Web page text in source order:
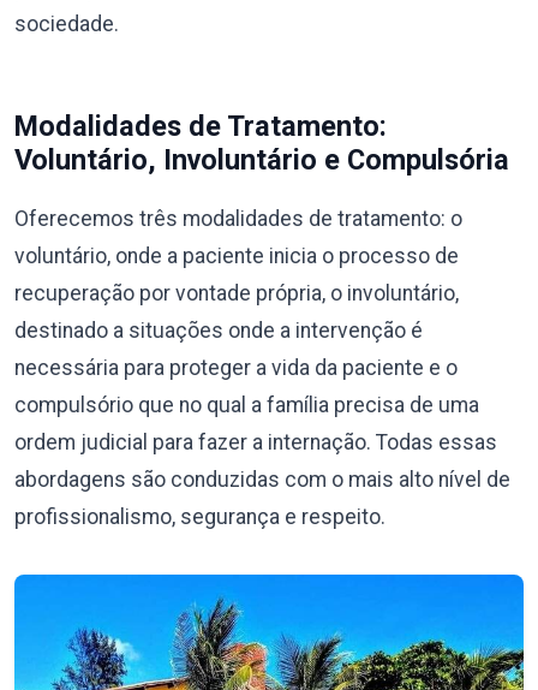
sociedade.
Modalidades de Tratamento:
Voluntário, Involuntário e Compulsória
Oferecemos três modalidades de tratamento: o
voluntário, onde a paciente inicia o processo de
recuperação por vontade própria, o involuntário,
destinado a situações onde a intervenção é
necessária para proteger a vida da paciente e o
compulsório que no qual a família precisa de uma
ordem judicial para fazer a internação. Todas essas
abordagens são conduzidas com o mais alto nível de
profissionalismo, segurança e respeito.